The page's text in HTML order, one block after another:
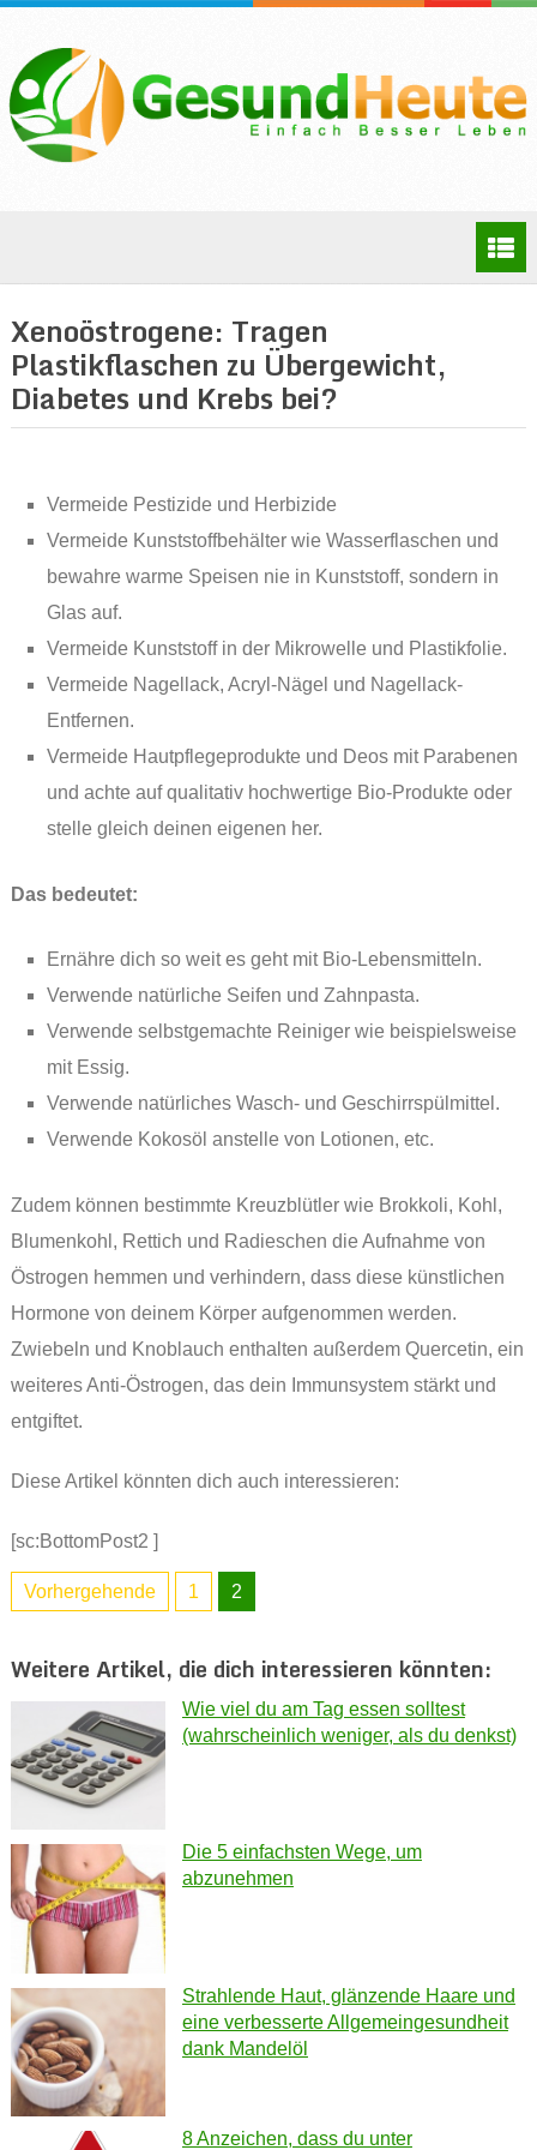
Xenoöstrogene: Tragen
Plastikflaschen zu Übergewicht,
Diabetes und Krebs bei?
Vermeide Pestizide und Herbizide
Vermeide Kunststoffbehälter wie Wasserflaschen und
bewahre warme Speisen nie in Kunststoff, sondern in
Glas auf.
Vermeide Kunststoff in der Mikrowelle und Plastikfolie.
Vermeide Nagellack, Acryl-Nägel und Nagellack-
Entfernen.
Vermeide Hautpflegeprodukte und Deos mit Parabenen
und achte auf qualitativ hochwertige Bio-Produkte oder
stelle gleich deinen eigenen her.
Das bedeutet:
Ernähre dich so weit es geht mit Bio-Lebensmitteln.
Verwende natürliche Seifen und Zahnpasta.
Verwende selbstgemachte Reiniger wie beispielsweise
mit Essig.
Verwende natürliches Wasch- und Geschirrspülmittel.
Verwende Kokosöl anstelle von Lotionen, etc.
Zudem können bestimmte Kreuzblütler wie Brokkoli, Kohl,
Blumenkohl, Rettich und Radieschen die Aufnahme von
Östrogen hemmen und verhindern, dass diese künstlichen
Hormone von deinem Körper aufgenommen werden.
Zwiebeln und Knoblauch enthalten außerdem Quercetin, ein
weiteres Anti-Östrogen, das dein Immunsystem stärkt und
entgiftet.
Diese Artikel könnten dich auch interessieren:
[sc:BottomPost2 ]
Vorhergehende 1 2
Weitere Artikel, die dich interessieren könnten:
Wie viel du am Tag essen solltest
(wahrscheinlich weniger, als du denkst)
Die 5 einfachsten Wege, um
abzunehmen
Strahlende Haut, glänzende Haare und
eine verbesserte Allgemeingesundheit
dank Mandelöl
8 Anzeichen, dass du unter